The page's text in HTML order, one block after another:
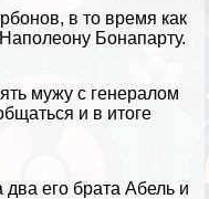
в то время как
Бонапарту.
мужу с генералом
и в итоге
два его брата Абель и